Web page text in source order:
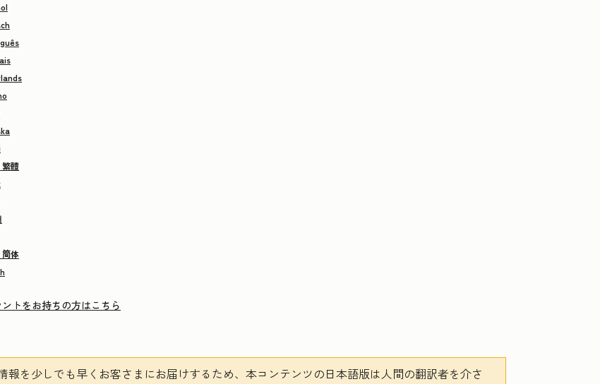
體
体
トをお持ちの方はこちら
報を少しでも早くお客さまにお届けするため、本コンテンツの日本語版は人間の翻訳者を介さ